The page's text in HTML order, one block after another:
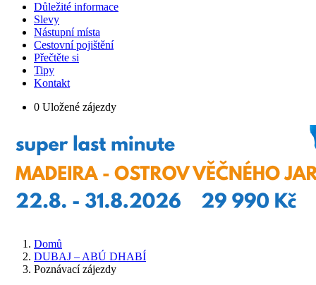
Důležité informace
Slevy
Nástupní místa
Cestovní pojištění
Přečtěte si
Tipy
Kontakt
0 Uložené zájezdy
Domů
DUBAJ – ABÚ DHABÍ
Poznávací zájezdy